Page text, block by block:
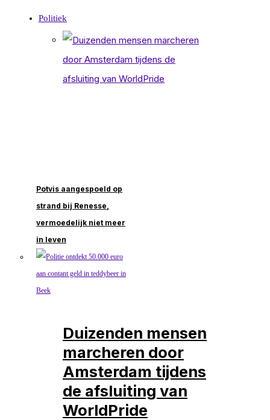
Potvis aangespoeld op
strand bij Renesse,
vermoedelijk niet meer
in leven
Politiek
Duizenden mensen
marcheren door
Amsterdam tijdens
de afsluiting van
WorldPride